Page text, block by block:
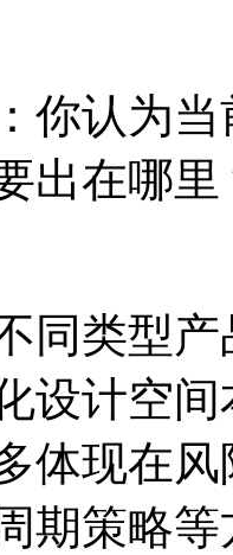
认为当
出在哪里
类型产
设计空
体现在
期策略